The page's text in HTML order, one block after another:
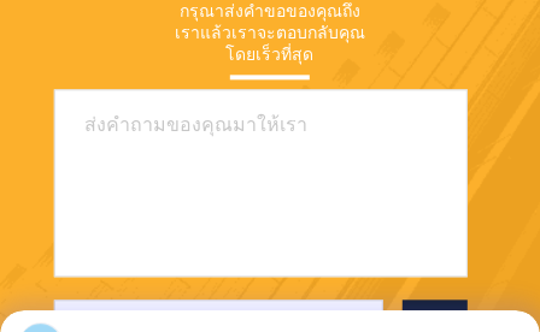
กรุณาส่งคำขอของคุณถึง
เราแล้วเราจะตอบกลับคุณ
โดยเร็วที่สุด